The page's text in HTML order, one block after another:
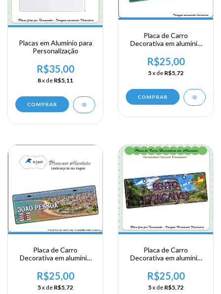
Placas em Alumínio para
Personalização
R$35,00
8x de R$5,11
COMPRAR
Placa de Carro
Decorativa em alumínio
ao Nordeste - Aracajú
R$25,00
5x de R$5,72
COMPRAR
Placa de Carro
Decorativa em alumínio
ao Nordeste - João
Pessoa
R$25,00
5x de R$5,72
Placa de Carro
Decorativa em alumínio
- Rio Grande do Sul -
Bento Gonçalves
R$25,00
5x de R$5,72